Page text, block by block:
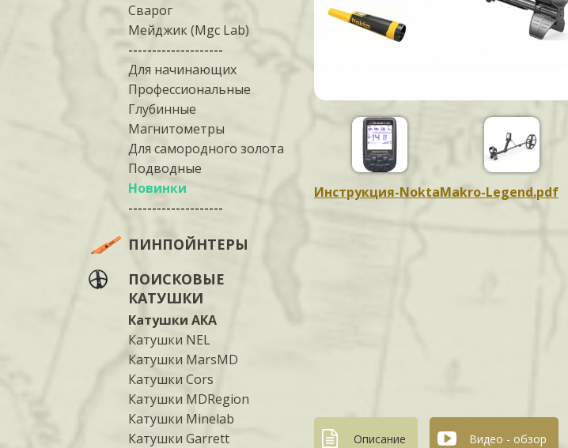
Сварог
Мейджик (Mgc Lab)
--------------------
Для начинающих
Профессиональные
Глубинные
Магнитометры
Для самородного золота
Подводные
Новинки
--------------------
ПИНПОЙНТЕРЫ
ПОИСКОВЫЕ
КАТУШКИ
Катушки АКА
Катушки NEL
Катушки MarsMD
Катушки Cors
Катушки MDRegion
Катушки Minelab
Катушки Garrett
Инструкция-NoktaMakro-Legend.pdf
Описание Видео - обзор